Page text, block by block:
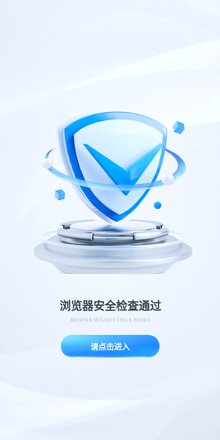
浏览器安全检查通过
BROWSER SECURITY CHECK PASSED
请点击进入